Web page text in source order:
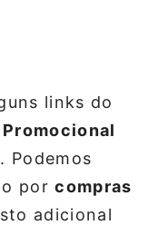
links do
Podemos
porcompras
adicional